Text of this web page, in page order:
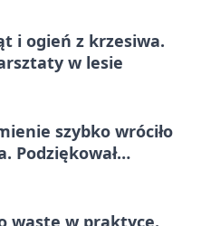
i ogień z krzesiwa.
w lesie
szybko wróciło
Podziękował
waste w praktyce.